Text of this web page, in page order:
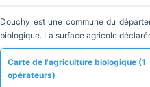
Douchy est une commune du
biologique. La surface agricole
Carte de l'agriculture biologique (1
opérateurs)